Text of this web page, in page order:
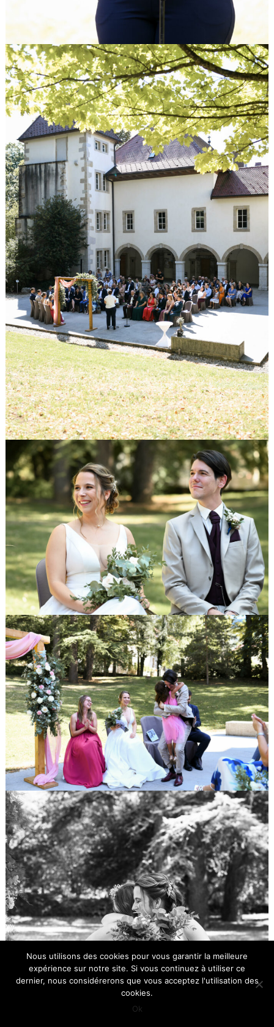
Nous utilisons des cookies pour vous garantir la meilleure
expérience sur notre site. Si vous continuez à utiliser ce
dernier, nous considérerons que vous acceptez l'utilisation des
cookies.
Ok